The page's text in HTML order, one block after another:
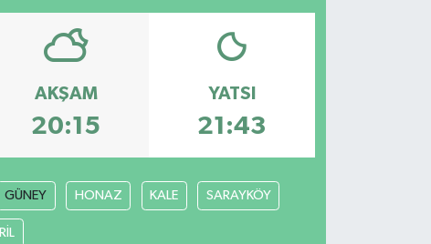
AKŞAM
20:15
YATSI
21:43
GÜNEY HONAZ KALE SARAYKÖY